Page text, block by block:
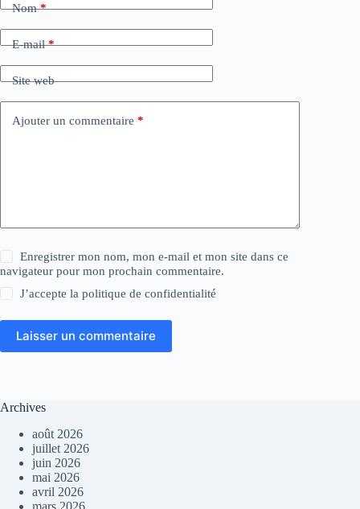
Nom*
E-mail*
Site web
Ajouter un commentaire *
Enregistrer mon nom, mon e-mail et mon site dans ce
navigateur pour mon prochain commentaire.
J’accepte lapolitique de confidentialité
Laisser un commentaire
Archives
août 2026
juillet 2026
juin 2026
mai 2026
avril 2026
mars 2026